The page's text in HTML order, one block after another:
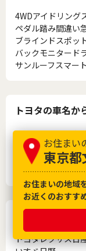
お住まい
東京都
お住まいの地域
お近くのおすす
4WDアイドリング
ペダル踏み間違い
ブラインドスポッ
バックモニター ド
サンルーフ スマー
トヨタの車名か
８６Ｃ－ＨＲアク
ヴォクシーエスク
カローラフィール
ノアハイエースハ
メーカーから探す
トヨタレクサス日